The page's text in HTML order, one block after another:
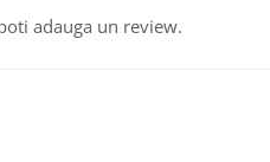
adauga un review.